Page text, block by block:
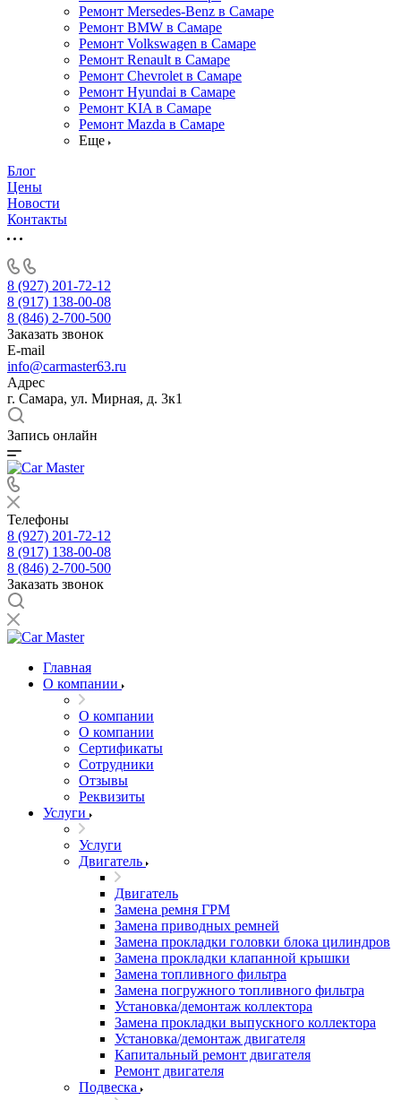
Ремонт Mersedes-Benz в Самаре
Ремонт BMW в Самаре
Ремонт Volkswagen в Самаре
Ремонт Renault в Самаре
Ремонт Chevrolet в Самаре
Ремонт Hyundai в Самаре
Ремонт KIA в Самаре
Ремонт Mazda в Самаре
Еще
Блог
Цены
Новости
Контакты
8 (927) 201-72-12
8 (917) 138-00-08
8 (846) 2-700-500
Заказать звонок
E-mail
info@carmaster63.ru
Адрес
г. Самара, ул. Мирная, д. 3к1
Запись онлайн
Телефоны
8 (927) 201-72-12
8 (917) 138-00-08
8 (846) 2-700-500
Заказать звонок
Главная
О компании
О компании
О компании
Сертификаты
Сотрудники
Отзывы
Реквизиты
Услуги
Услуги
Двигатель
Двигатель
Замена ремня ГРМ
Замена приводных ремней
Замена прокладки головки блока цилиндров
Замена прокладки клапанной крышки
Замена топливного фильтра
Замена погружного топливного фильтра
Установка/демонтаж коллектора
Замена прокладки выпускного коллектора
Установка/демонтаж двигателя
Капитальный ремонт двигателя
Ремонт двигателя
Подвеска